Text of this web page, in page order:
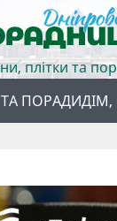
плітки та
ПОРАДИ